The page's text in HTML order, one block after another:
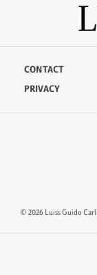
CONTACT
PRIVACY
© 2026 Luiss Guido Carli